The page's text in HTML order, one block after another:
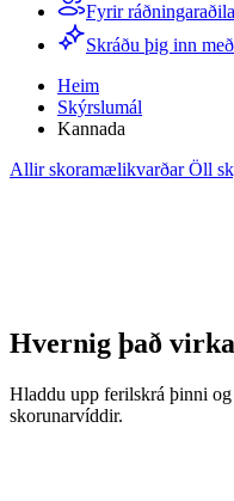
Fyrir ráðningaraðila
Skráðu þig inn
Heim
Skýrslumál
Kannada
Allir skoramælikvarðarÖll
Hvernig það
Hladdu upp ferilskrá þinni
skorunarvíddir.